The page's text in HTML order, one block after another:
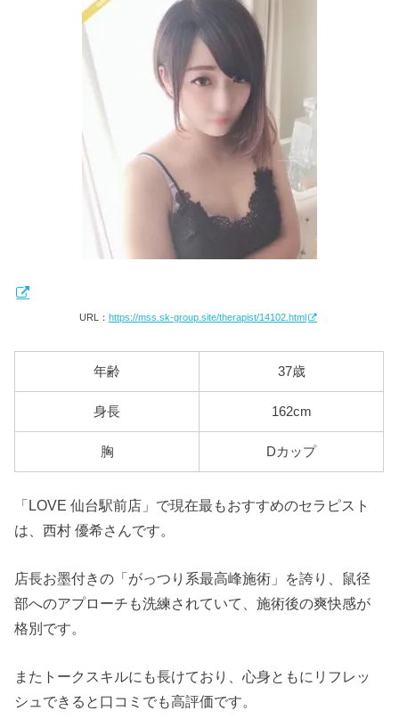
URL： https://mss.sk-group.site/therapist/14102.html
年齢 37歳
身長 162cm
胸 Dカップ
「LOVE 仙台駅前店」で現在最もおすすめのセラピスト
は、西村 優希さんです。
店長お墨付きの「がっつり系最高峰施術」を誇り、鼠径
部へのアプローチも洗練されていて、施術後の爽快感が
格別です。
またトークスキルにも長けており、心身ともにリフレッ
シュできると口コミでも高評価です。